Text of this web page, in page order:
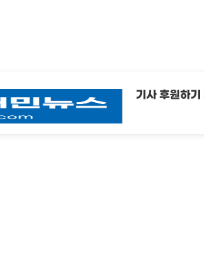
기사 후원하